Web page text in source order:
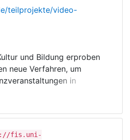
teilprojekte/video-
und Bildung erproben
neue Verfahren, um
in
Formate didaktisch
fis.uni-